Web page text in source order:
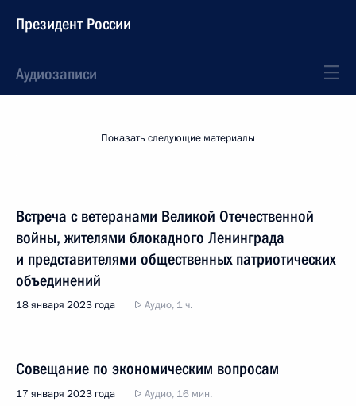
Президент России
Аудиозаписи
Показать следующие материалы
Встреча с ветеранами Великой Отечественной
войны, жителями блокадного Ленинграда
и представителями общественных патриотических
объединений
18 января 2023 года Аудио, 1 ч.
Совещание по экономическим вопросам
17 января 2023 года Аудио, 16 мин.